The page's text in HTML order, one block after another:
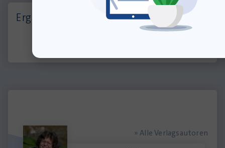
Ergänzend erhältlich:
» Alle Verlagsautoren